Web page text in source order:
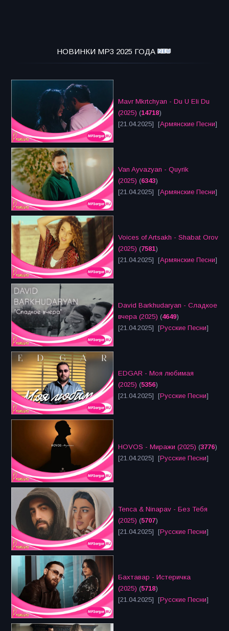
НОВИНКИ MP3 2025 ГОДА
Mavr Mkrtchyan - Du U Eli Du
(2025) (14718)
[21.04.2025] [Армянские Песни]
Van Ayvazyan - Quyrik
(2025) (6343)
[21.04.2025] [Армянские Песни]
Voices of Artsakh - Shabat Orov
(2025) (7581)
[21.04.2025] [Армянские Песни]
David Barkhudaryan - Сладкое
вчера (2025) (4649)
[21.04.2025] [Русские Песни]
EDGAR - Моя любимая
(2025) (5356)
[21.04.2025] [Русские Песни]
HOVOS - Миражи (2025) (3776)
[21.04.2025] [Русские Песни]
Tenca & Ninapav - Без Тебя
(2025) (5707)
[21.04.2025] [Русские Песни]
Бахтавар - Истеричка
(2025) (5718)
[21.04.2025] [Русские Песни]